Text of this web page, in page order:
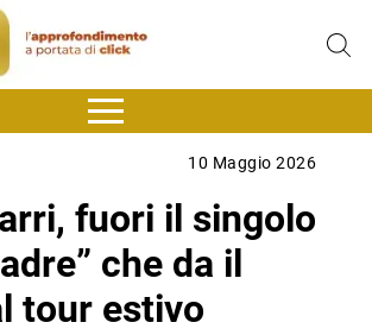
10 Maggio 2026
fuori il singolo
che da il
tour estivo